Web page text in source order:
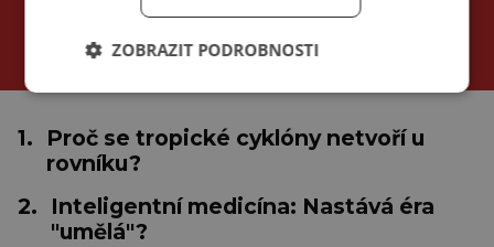
1.
Proč se tropické cyklóny netvoří u
rovníku?
2.
Inteligentní medicína: Nastává éra
"umělá"?
ZOBRAZIT PODROBNOSTI